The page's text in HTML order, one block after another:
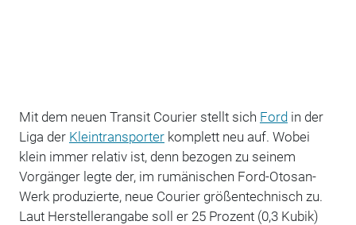
Mit dem neuen Transit Courier stellt sich Fordin der
Liga der Kleintransporterkomplett neu auf. Wobei
klein immer relativ ist, denn bezogen zu seinem
Vorgänger legte der, im rumänischen Ford-Otosan-
Werk produzierte, neue Courier größentechnisch zu.
Laut Herstellerangabe soll er 25 Prozent (0,3 Kubik)